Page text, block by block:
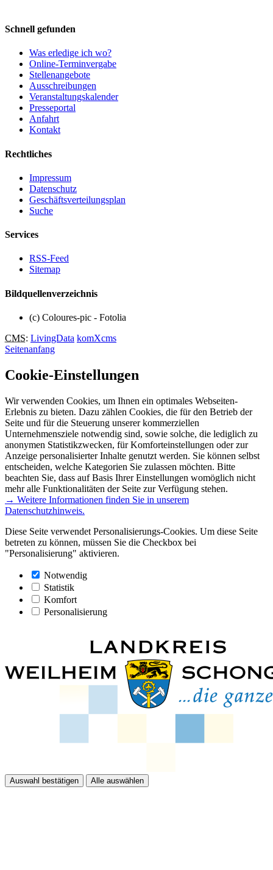
Schnell gefunden
Was erledige ich wo?
Online-Terminvergabe
Stellenangebote
Ausschreibungen
Veranstaltungskalender
Presseportal
Anfahrt
Kontakt
Rechtliches
Impressum
Datenschutz
Geschäftsverteilungsplan
Suche
Services
RSS-Feed
Sitemap
Bildquellenverzeichnis
(c) Coloures-pic - Fotolia
CMS: LivingData komXcms
Seitenanfang
Cookie-Einstellungen
Wir verwenden Cookies, um Ihnen ein optimales Webseiten-
Erlebnis zu bieten. Dazu zählen Cookies, die für den Betrieb der
Seite und für die Steuerung unserer kommerziellen
Unternehmensziele notwendig sind, sowie solche, die lediglich zu
anonymen Statistikzwecken, für Komforteinstellungen oder zur
Anzeige personalisierter Inhalte genutzt werden. Sie können selbst
entscheiden, welche Kategorien Sie zulassen möchten. Bitte
beachten Sie, dass auf Basis Ihrer Einstellungen womöglich nicht
mehr alle Funktionalitäten der Seite zur Verfügung stehen.
→ Weitere Informationen finden Sie in unserem
Datenschutzhinweis.
Diese Seite verwendet Personalisierungs-Cookies. Um diese Seite
betreten zu können, müssen Sie die Checkbox bei
"Personalisierung" aktivieren.
Notwendig
Statistik
Komfort
Personalisierung
Auswahl bestätigen Alle auswählen